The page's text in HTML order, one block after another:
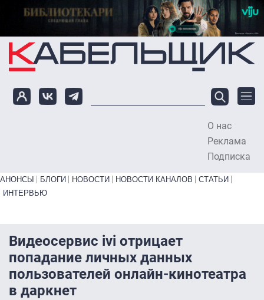
Перейти к основному содержанию
О нас
Реклама
Подписка
Primary links bottom
АНОНСЫ БЛОГИ НОВОСТИ НОВОСТИ КАНАЛОВ
СТАТЬИ
ИНТЕРВЬЮ
Видеосервис ivi отрицает
попадание личных данных
пользователей онлайн-кинотеатра
в даркнет